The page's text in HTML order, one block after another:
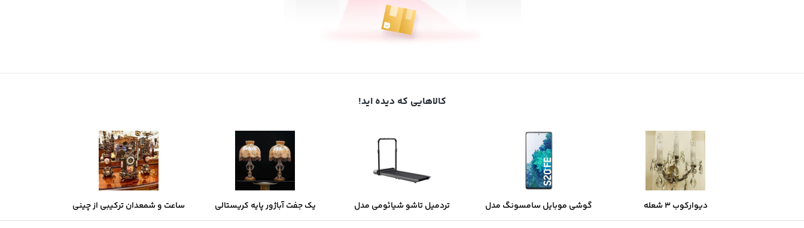
کالاهایی که دیده اید!
ديواركوب ٣ شعله
گوشی موبایل سامسونگ مدل
Galaxy S20 FE G780DS ظرفیت
تردمیل تاشو شیائومی مدل
KingSmith Walking Pad R1 PRO
یک جفت آباژور پایه کریستالی
ساعت و شمعدان ترکیبی از چینی
و برنز لنسینی